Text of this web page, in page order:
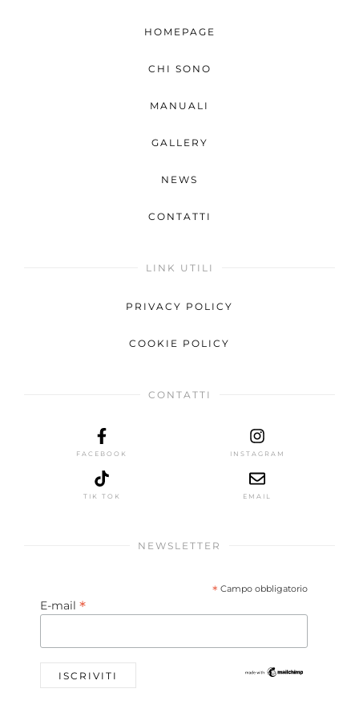
HOMEPAGE
CHI SONO
MANUALI
GALLERY
NEWS
CONTATTI
LINK UTILI
PRIVACY POLICY
COOKIE POLICY
CONTATTI
FACEBOOK INSTAGRAM
TIK TOK EMAIL
NEWSLETTER
* Campo obbligatorio
E-mail *